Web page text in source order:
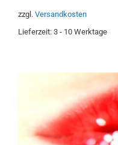
zzgl. Versandkosten
Lieferzeit: 3 - 10 Werktage